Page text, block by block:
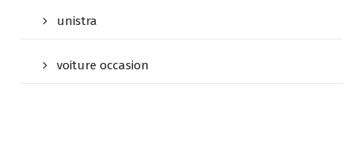
unistra
voiture occasion